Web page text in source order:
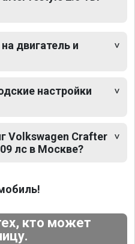
двигатель и
настройки
Volkswagen Crafter
лс в Москве?
кто может